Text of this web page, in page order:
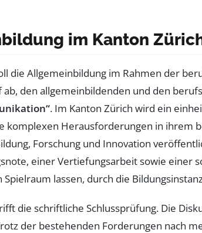
im Kanton
die Allgemeinbildung im Rahmen der
den allgemeinbildenden und den
. Im Kanton Zürich wird ein
komplexen Herausforderungen in
Forschung und Innovation
einer Vertiefungsarbeit sowie
lassen, durch die
die schriftliche Schlussprüfung. Die
der bestehenden Forderungen